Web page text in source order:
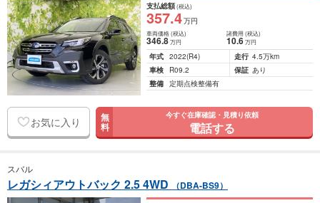
支払総額(税込)
357.4万円
車両価格(税込)
346.8万円
諸費用 (税込)
10.6 万円
年式 2022(R4) 走行 4.5万km
車検
R09.2 保証 あり
整備 定期点検整備有
お気に入り 無
料
今すぐ在庫確認・見積り依頼
電話する
スバル
レガシィアウトバック 2.5 4WD （DBA-BS9）